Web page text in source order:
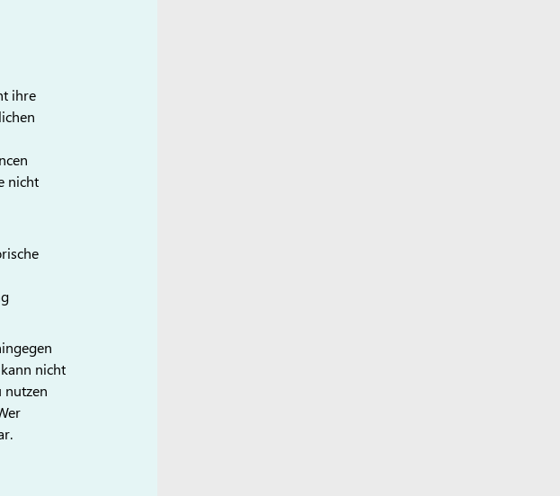
ihre
nicht
nicht
nutzen